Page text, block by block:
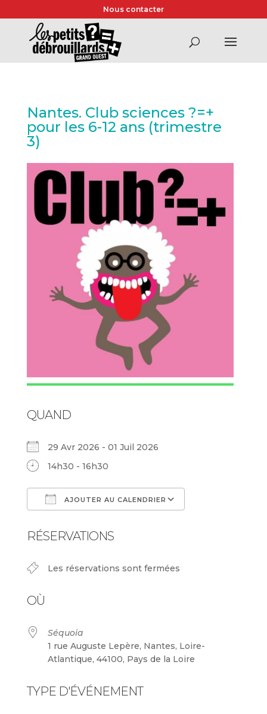
Nous contacter
Nantes. Club sciences ?=+
pour les 6-12 ans (trimestre
3)
QUAND
29 Avr 2026 - 01 Juil 2026
14h30 - 16h30
AJOUTER AU CALENDRIER
RÉSERVATIONS
Les réservations sont fermées
OÙ
Séquoia
1 rue Auguste Lepère, Nantes, Loire-
Atlantique, 44100, Pays de la Loire
TYPE D'ÉVÉNEMENT